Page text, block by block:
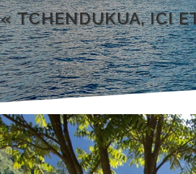
« TCHENDUKUA, ICI